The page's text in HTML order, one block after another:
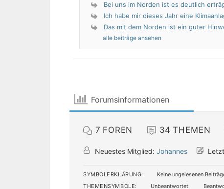
Bei uns im Norden ist es deutlich
Ich habe mir dieses Jahr eine
Das mit dem Norden ist ein guter
alle beiträge ansehen
Forumsinformationen
7 FOREN 34 THEMEN
Neuestes Mitglied: Johannes
SYMBOLERKLÄRUNG: Keine ungelesenen
THEMENSYMBOLE:
Unbeantwortet